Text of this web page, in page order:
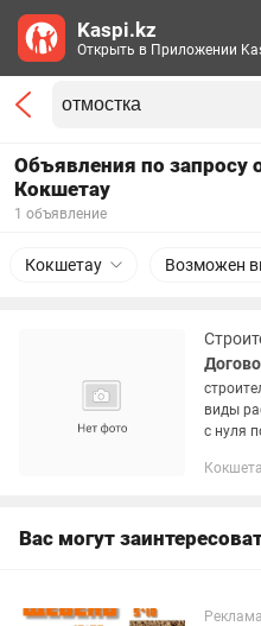
Объявления по запросу
Кокшетау
1 объявление
Кокшетау Возможен
виды
с нуля
крыши•
Вас могут
Реклама
Kaspi.kz
Открыть в Приложении